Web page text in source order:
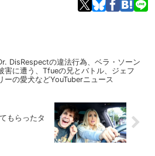
DisRespectの違法行為、ベラ・ソーン
害に遭う、Tfueの兄とバトル、ジェフ
ーの愛犬などYouTuberニュース
もらったタ